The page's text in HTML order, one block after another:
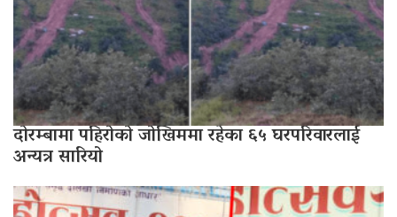
दोरम्बामा पहिरोको जोखिममा रहेका ६५ घरपरिवारलाई
अन्यत्र सारियो